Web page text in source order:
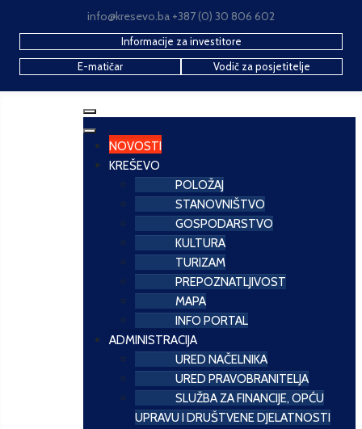
info@kresevo.ba +387 (0) 30 806 602
Informacije za investitore
E-matičar
Vodič za posjetitelje
NOVOSTI
KREŠEVO
POLOŽAJ
STANOVNIŠTVO
GOSPODARSTVO
KULTURA
TURIZAM
PREPOZNATLJIVOST
MAPA
INFO PORTAL
ADMINISTRACIJA
URED NAČELNIKA
URED PRAVOBRANITELJA
SLUŽBA ZA FINANCIJE, OPĆU
UPRAVU I DRUŠTVENE DJELATNOSTI